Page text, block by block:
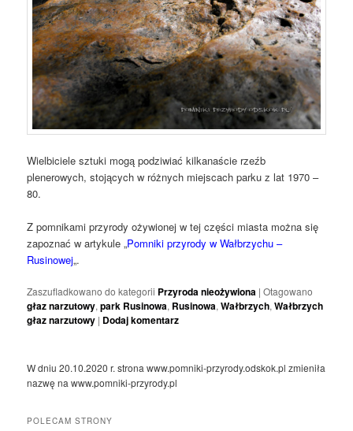
Wielbiciele sztuki mogą podziwiać kilkanaście rzeźb
plenerowych, stojących w różnych miejscach parku z lat 1970 –
80.
Z pomnikami przyrody ożywionej w tej części miasta można się
zapoznać w artykule „Pomniki przyrody w Wałbrzychu –
Rusinowej„.
Zaszufladkowano do kategorii Przyroda nieożywiona |Otagowano
głaz narzutowy,park Rusinowa, Rusinowa,Wałbrzych,Wałbrzych
głaz narzutowy | Dodaj komentarz
W dniu 20.10.2020 r. strona www.pomniki-przyrody.odskok.pl zmieniła
nazwę na www.pomniki-przyrody.pl
POLECAM STRONY